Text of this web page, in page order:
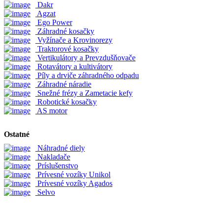
Dakr
Agzat
Ego Power
Záhradné kosačky
Vyžínače a Krovinorezy
Traktorové kosačky
Vertikulátory a Prevzdušňovače
Rotavátory a kultivátory
Píly a drviče záhradného odpadu
Záhradné náradie
Snežné frézy a Zametacie kefy
Robotické kosačky
AS motor
Ostatné
Náhradné diely
Nakladače
Príslušenstvo
Prívesné vozíky Unikol
Prívesné vozíky Agados
Selvo